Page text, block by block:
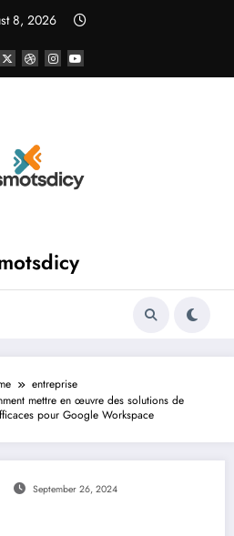
8, 2026
entreprise
mettre en œuvre des solutions de
pour Google Workspace
September 26, 2024